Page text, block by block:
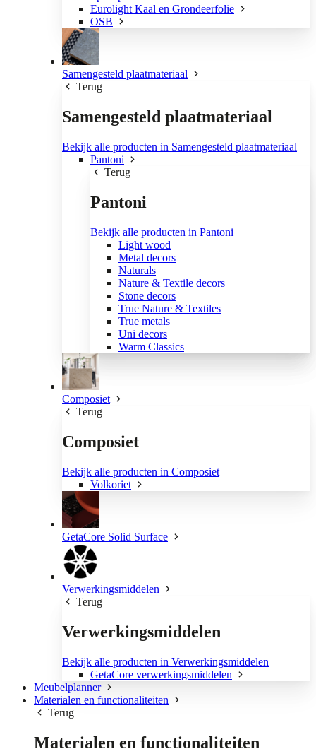
Eurolight Kaal en Grondeerfolie
OSB
Samengesteld plaatmateriaal
Terug
Samengesteld plaatmateriaal
Bekijk alle producten in Samengesteld plaatmateriaal
Pantoni
Terug
Pantoni
Bekijk alle producten in Pantoni
Light wood
Metal decors
Naturals
Nature & Textile decors
Stone decors
True Nature & Textiles
True metals
Uni decors
Warm Classics
Composiet
Terug
Composiet
Bekijk alle producten in Composiet
Volkoriet
GetaCore Solid Surface
Verwerkingsmiddelen
Terug
Verwerkingsmiddelen
Bekijk alle producten in Verwerkingsmiddelen
GetaCore verwerkingsmiddelen
Meubelplanner
Materialen en functionaliteiten
Terug
Materialen en functionaliteiten